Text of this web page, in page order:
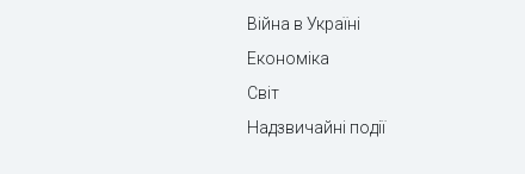
Війна в Україні
Економіка
Світ
Надзвичайні події